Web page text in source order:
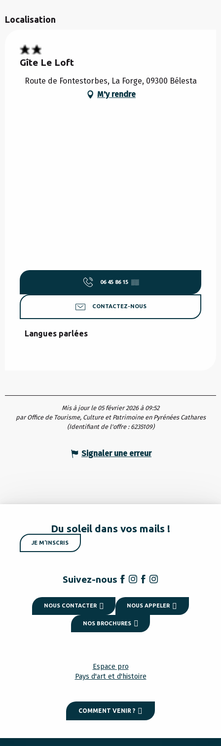
Localisation
Gîte Le Loft
Route de Fontestorbes, La Forge, 09300 Bélesta
M'y rendre
06 45 86 15 ▒▒
CONTACTEZ-NOUS
Langues parlées
Langues parlées
Mis à jour le 05 février 2026 à 09:52
par Office de Tourisme, Culture et Patrimoine en Pyrénées Cathares
(Identifiant de l'offre : 6235109)
Signaler une erreur
Du soleil dans vos mails !
JE M'INSCRIS
Suivez-nous
NOUS CONTACTER NOUS APPELER
NOS BROCHURES
Espace pro
Pays d'art et d'histoire
COMMENT VENIR ?